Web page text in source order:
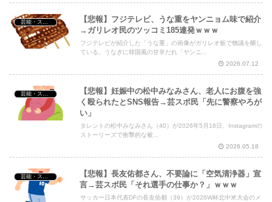
【悲報】フジテレビ、うな重をヤンニョム味で紹介
→ガリレオ民のツッコミ185連発ｗｗｗ
フジテレビが紹介した「うな重」の画像がガリレオ板で物議を醸し
ている。うなぎに韓国風の甘辛だれ「ヤンニ...
2026.07.12
【悲報】妊娠中の松中みなみさん、老人にお腹を強
く殴られたとSNS報告→芸スポ民「先に警察やろが
い」
タレントの松中みなみさん（40）が2026年5月18日、Instagramの
ストーリーズで衝撃的な被...
2026.05.18
【悲報】長友佑都さん、不要論に「空気清浄器」宣
言→芸スポ民「それ選手の仕事か？」ｗｗｗ
サッカー日本代表DFの長友佑都（39）が2026W杯北中米大会のメ